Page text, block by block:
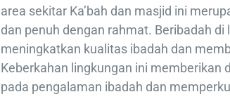
area sekitar Ka’bah dan masjid ini
dan penuh dengan rahmat. Beribadah
meningkatkan kualitas ibadah dan
Keberkahan lingkungan ini memberikan
pada pengalaman ibadah dan